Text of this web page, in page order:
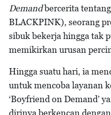
Demandbercerita
BLACKPINK), seorang
sibuk bekerja hingga tak
memikirkan urusan
Hingga suatu hari, ia
untuk mencoba layanan
‘Boyfriend on Demand’
dirinya berkencan